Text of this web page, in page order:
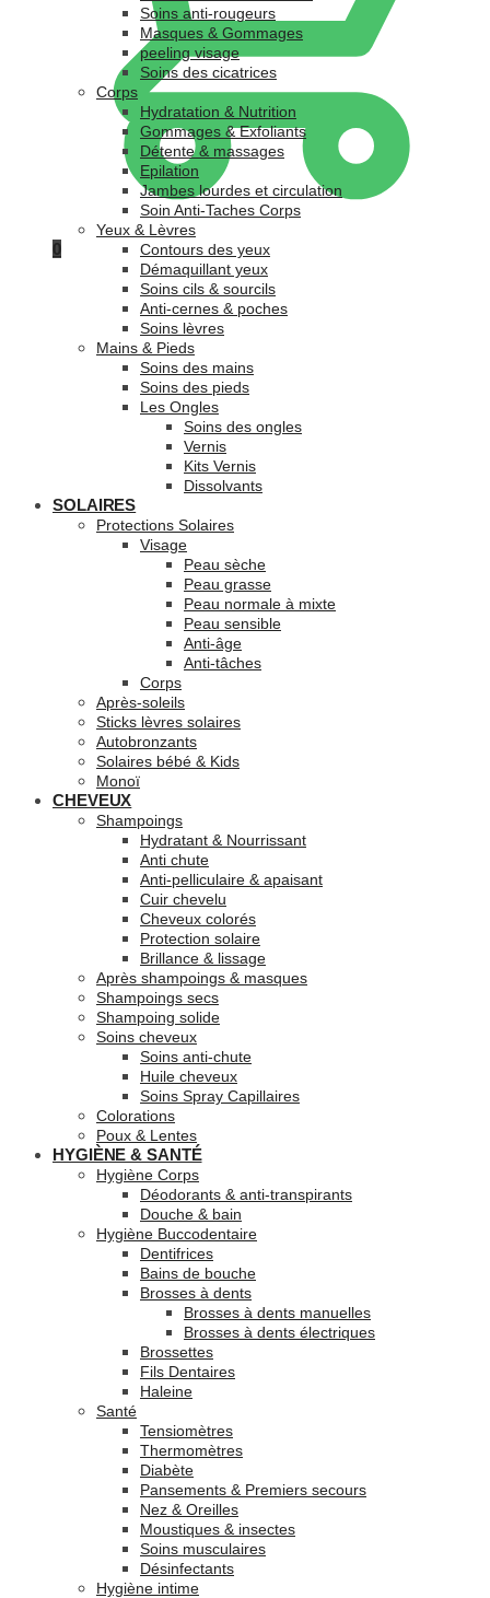
0
Soins anti-rougeurs
Masques & Gommages
peeling visage
Soins des cicatrices
Corps
Hydratation & Nutrition
Gommages & Exfoliants
Détente & massages
Epilation
Jambes lourdes et circulation
Soin Anti-Taches Corps
Yeux & Lèvres
Contours des yeux
Démaquillant yeux
Soins cils & sourcils
Anti-cernes & poches
Soins lèvres
Mains & Pieds
Soins des mains
Soins des pieds
Les Ongles
Soins des ongles
Vernis
Kits Vernis
Dissolvants
SOLAIRES
Protections Solaires
Visage
Peau sèche
Peau grasse
Peau normale à mixte
Peau sensible
Anti-âge
Anti-tâches
Corps
Après-soleils
Sticks lèvres solaires
Autobronzants
Solaires bébé & Kids
Monoï
CHEVEUX
Shampoings
Hydratant & Nourrissant
Anti chute
Anti-pelliculaire & apaisant
Cuir chevelu
Cheveux colorés
Protection solaire
Brillance & lissage
Après shampoings & masques
Shampoings secs
Shampoing solide
Soins cheveux
Soins anti-chute
Huile cheveux
Soins Spray Capillaires
Colorations
Poux & Lentes
HYGIÈNE & SANTÉ
Hygiène Corps
Déodorants & anti-transpirants
Douche & bain
Hygiène Buccodentaire
Dentifrices
Bains de bouche
Brosses à dents
Brosses à dents manuelles
Brosses à dents électriques
Brossettes
Fils Dentaires
Haleine
Santé
Tensiomètres
Thermomètres
Diabète
Pansements & Premiers secours
Nez & Oreilles
Moustiques & insectes
Soins musculaires
Désinfectants
Hygiène intime